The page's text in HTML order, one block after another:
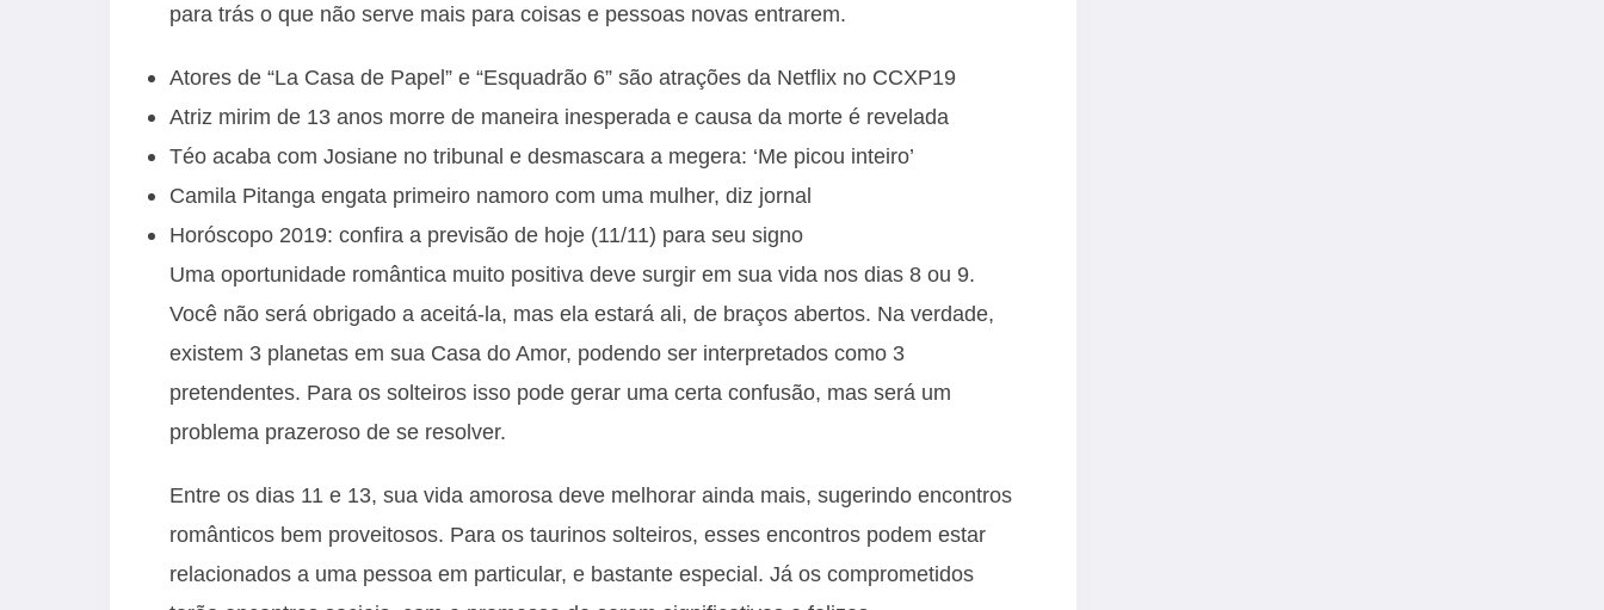
para trás o que não serve mais para coisas e pessoas novas entrarem.
Atores de “La Casa de Papel” e “Esquadrão 6” são atrações da Netflix no CCXP19
Atriz mirim de 13 anos morre de maneira inesperada e causa da morte é revelada
Téo acaba com Josiane no tribunal e desmascara a megera: ‘Me picou inteiro’
Camila Pitanga engata primeiro namoro com uma mulher, diz jornal
Horóscopo 2019: confira a previsão de hoje (11/11) para seu signo
Uma oportunidade romântica muito positiva deve surgir em sua vida nos dias 8 ou 9.
Você não será obrigado a aceitá-la, mas ela estará ali, de braços abertos. Na verdade,
existem 3 planetas em sua Casa do Amor, podendo ser interpretados como 3
pretendentes. Para os solteiros isso pode gerar uma certa confusão, mas será um
problema prazeroso de se resolver.
Entre os dias 11 e 13, sua vida amorosa deve melhorar ainda mais, sugerindo encontros
românticos bem proveitosos. Para os taurinos solteiros, esses encontros podem estar
relacionados a uma pessoa em particular, e bastante especial. Já os comprometidos